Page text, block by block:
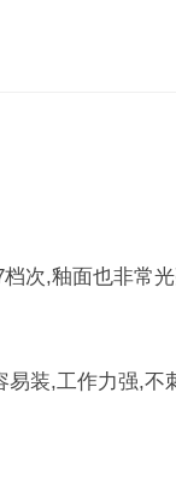
次,釉面也非常
易装,工作力强,不